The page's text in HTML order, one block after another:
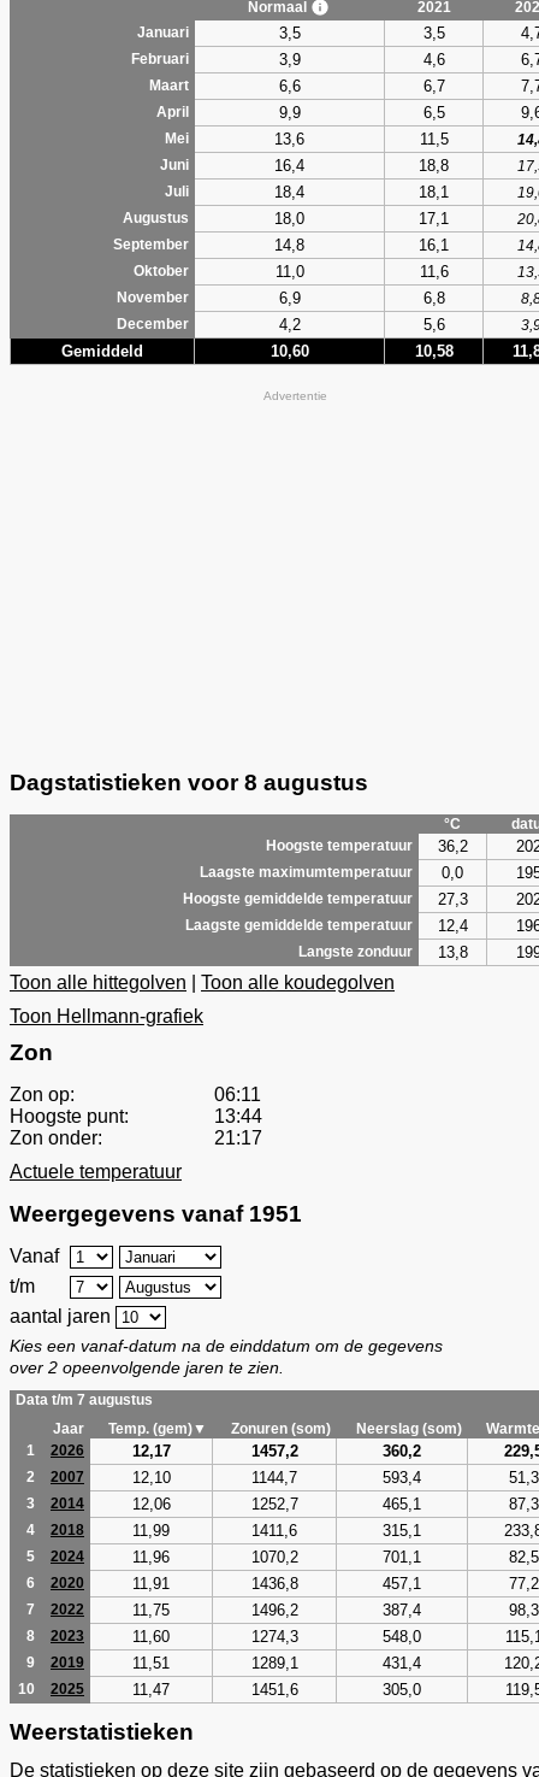
Normaal 2021
Januari
3,5 3,5
Februari 3,9 4,6
Maart 6,6 6,7
April 9,9 6,5
Mei 13,6 11,5
Juni
16,4 18,8
Juli
18,4 18,1
Augustus
18,0 17,1
September
14,8 16,1
Oktober
11,0 11,6
November
6,9 6,8
December
4,2 5,6
Gemiddeld 10,60 10,58
Advertentie
Dagstatistieken voor 8 augustus
°C
Hoogste temperatuur
36,2
Laagste maximumtemperatuur 0,0
Hoogste gemiddelde temperatuur 27,3
Laagste gemiddelde temperatuur 12,4
Langste zonduur 13,8
Toon alle hittegolven
Toon alle koudegolven
Toon Hellmann-grafiek
Zon
Zon op:
06:11
Hoogste punt:
13:44
Zon onder:
21:17
Actuele temperatuur
Weergegevens vanaf 1951
Vanaf
t/m
aantal jaren
Kies een vanaf-datum na de einddatum om de gegevens
over 2 opeenvolgende jaren te zien.
Data t/m 7 augustus
Jaar
Temp. (gem)▼ Zonuren (som) Neerslag (som)
1
2026 12,17 1457,2 360,2
2 2007 12,10 1144,7 593,4 51,3
3 2014 12,06 1252,7 465,1 87,3
4 2018 11,99 1411,6 315,1
5 2024 11,96 1070,2 701,1 82,5
6 2020 11,91 1436,8 457,1 77,2
7 2022 11,75 1496,2 387,4 98,3
8 2023 11,60 1274,3 548,0
9 2019 11,51 1289,1 431,4
10 2025 11,47 1451,6 305,0
Weerstatistieken
De statistieken op deze site zijn gebaseerd op de gegevens